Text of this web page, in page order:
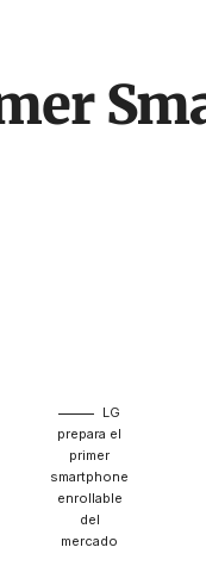
LG
prepara el
primer
smartphone
enrollable
del
mercado